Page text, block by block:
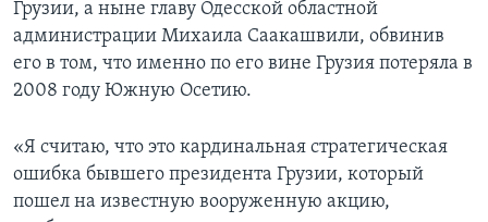
Грузии, а ныне главу Одесской областной
администрации Михаила Саакашвили, обвинив
его в том, что именно по его вине Грузия потеряла в
2008 году Южную Осетию.
«Я считаю, что это кардинальная стратегическая
ошибка бывшего президента Грузии, который
пошел на известную вооруженную акцию,